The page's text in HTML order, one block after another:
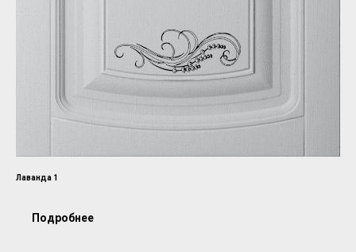
Лаванда 1
Подробнее